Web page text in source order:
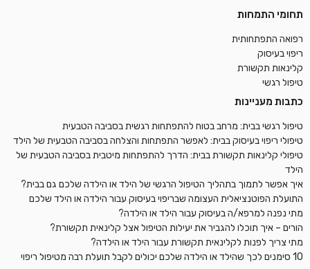
תחומי התמחות
רפואה התפתחותית
ריפוי בעיסוק
קלינאות תקשורת
טיפול רגשי
כתבות מעניינות
טיפול רגשי בבית: מרחב בטוח להתפתחות רגשית בסביבה הטבעית
טיפולי ריפוי בעיסוק בבית: לאפשר התפתחות והצלחה בסביבה הטבעית של הילד
טיפולי קלינאות תקשורת בבית: הדרך להתפתחות מיטבית בסביבה הטבעית של
הילד
איך אפשר לתמוך בתהליך הטיפול הרגשי של הילד או הילדה שלכם גם בבית?
התועלת הפוטנציאלית העצומה שבריפוי בעיסוק עבור הילדה או הילד שלכם
מתי נפנה למרפא/ה בעיסוק עבור הילד או הילדה?
הורים – איך תוכלו להגביר את יעילות הטיפול אצל קלינאית תקשורת?
מתי צריך לפנות לקלינאית תקשורת עבור הילד או הילדה?
10 סימנים לכך שהילד או הילדה שלכם יכולים לקבל תועלת רבה מטיפול ריפוי